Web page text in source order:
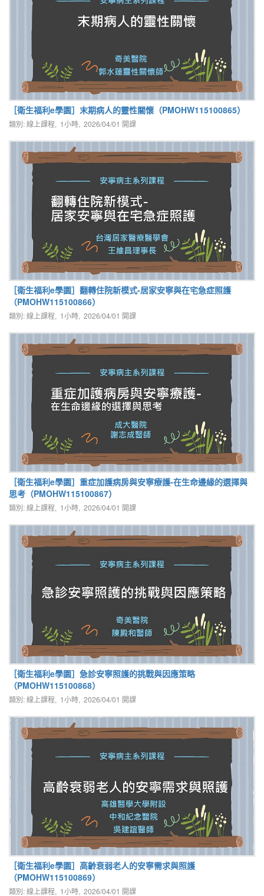
［衛生福利e學園］末期病人的靈性關懷（PMOHW115100865）
類別: 線上課程, 1小時, 2026/04/01 開課
［衛生福利e學園］翻轉住院新模式-居家安寧與在宅急症照護
（PMOHW115100866）
類別: 線上課程, 1小時, 2026/04/01 開課
［衛生福利e學園］重症加護病房與安寧療護-在生命邊緣的選擇與
思考（PMOHW115100867）
類別: 線上課程, 1小時, 2026/04/01 開課
［衛生福利e學園］急診安寧照護的挑戰與因應策略
（PMOHW115100868）
類別: 線上課程, 1小時, 2026/04/01 開課
［衛生福利e學園］高齡衰弱老人的安寧需求與照護
（PMOHW115100869）
類別: 線上課程, 1小時, 2026/04/01 開課